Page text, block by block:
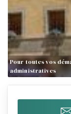
Pour toutes vos
administratives